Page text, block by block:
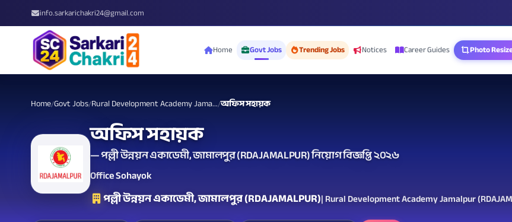
info.sarkarichakri24@gmail.com
Home Govt Jobs Trending Jobs Notices Career Guides Photo
Home/Govt Jobs/Rural Development Academy Jama.../অফিস সহায়ক
অফিস সহায়ক
— পল্লী উন্নয়ন একাডেমী, জামালপুর (RDAJAMALPUR) নিয়োগ বিজ্ঞপ্তি ২০২৬
Office Sohayok
পল্লী উন্নয়ন একাডেমী, জামালপুর (RDAJAMALPUR)| Rural Development Academy Jamalpur